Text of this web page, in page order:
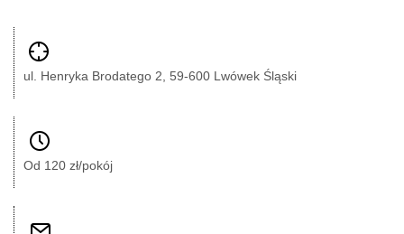
ul. Henryka Brodatego 2, 59-600 Lwówek Śląski
Od 120 zł/pokój